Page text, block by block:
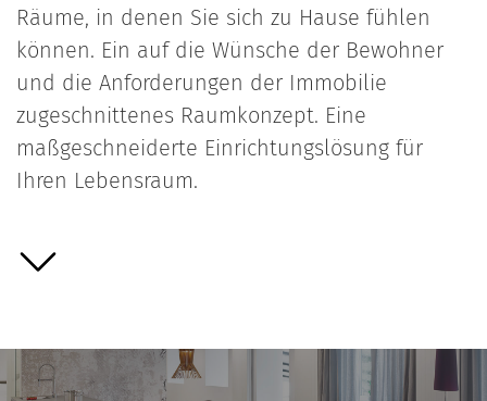
Räume, in denen Sie sich zu Hause fühlen
können. Ein auf die Wünsche der Bewohner
und die Anforderungen der Immobilie
zugeschnittenes Raumkonzept. Eine
maßgeschneiderte Einrichtungslösung für
Ihren Lebensraum.